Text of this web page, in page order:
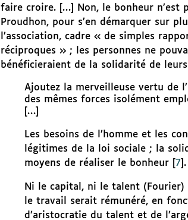
faire croire. […] Non, le bonheur n’est
Proudhon, pour s’en démarquer sur
l’association, cadre « de simples
réciproques » ; les personnes ne
bénéficieraient de la solidarité de leurs
Ajoutez la merveilleuse vertu de
des mêmes forces isolément
[…]
Les besoins de l’homme et les
légitimes de la loi sociale ; la
moyens de réaliser le bonheur[ 7 .
Ni le capital, ni le talent (Fourier)
le travail serait rémunéré, en
d’aristocratie du talent et de